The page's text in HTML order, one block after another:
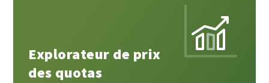
Explorateur de prix
des quotas